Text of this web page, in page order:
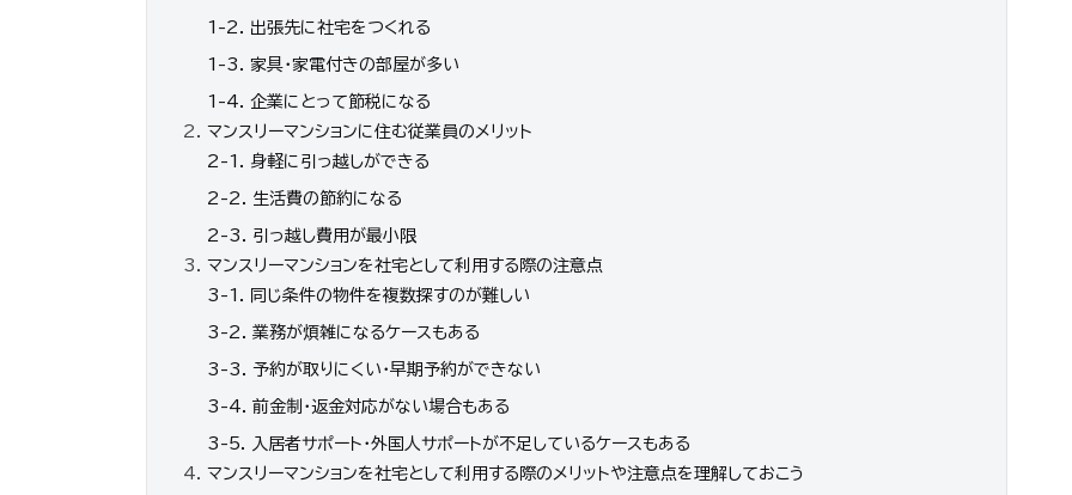
1-2. 出張先に社宅をつくれる
1-3. 家具・家電付きの部屋が多い
1-4. 企業にとって節税になる
マンスリーマンションに住む従業員のメリット
2-1. 身軽に引っ越しができる
2-2. 生活費の節約になる
2-3. 引っ越し費用が最小限
マンスリーマンションを社宅として利用する際の注意点
3-1. 同じ条件の物件を複数探すのが難しい
3-2. 業務が煩雑になるケースもある
3-3. 予約が取りにくい・早期予約ができない
3-4. 前金制・返金対応がない場合もある
3-5. 入居者サポート・外国人サポートが不足しているケースもある
マンスリーマンションを社宅として利用する際のメリットや注意点を理解しておこう